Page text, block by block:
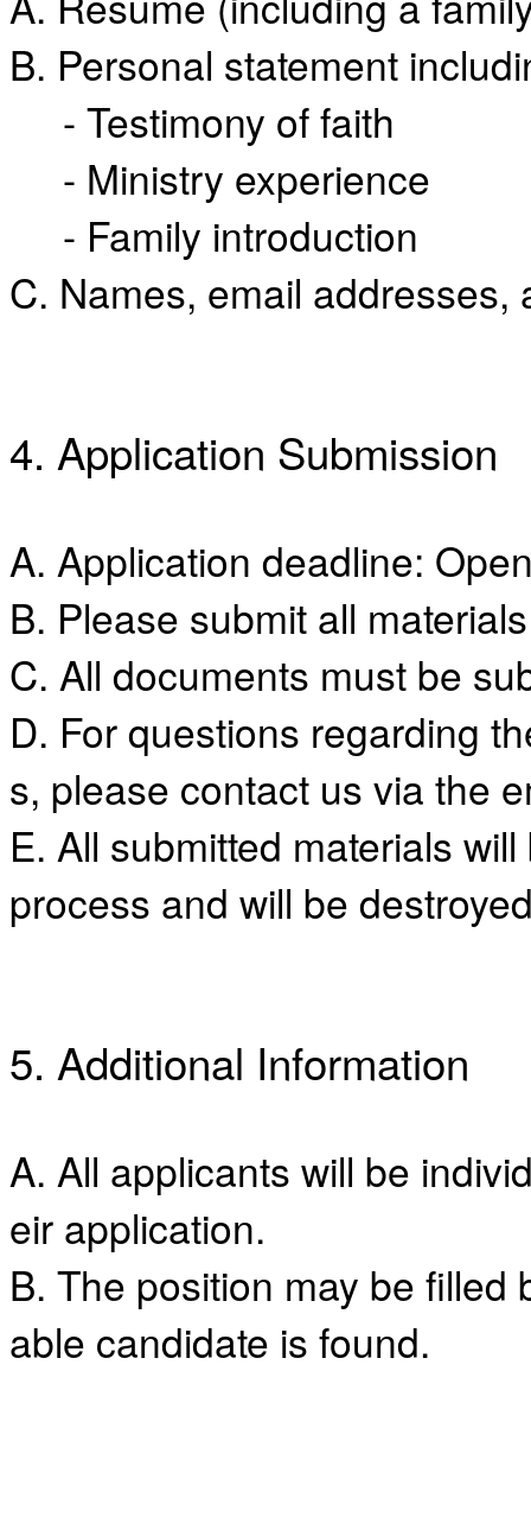
만
어
평
비
아
알
리
구
돔
클
럽
DOMCLUB
시
무
료
팅
머
판
끼
최
토
트
이
트
B. Personal statement
- Testimony of faith
- Ministry experience
- Family introduction
C. Names, email
4. Application Submission
A. Application deadline:
B. Please submit all
C. All documents must be
D. For questions regarding
s, please contact us via the
E. All submitted materials
process and will be
5. Additional Information
A. All applicants will be
eir application.
B. The position may be
able candidate is found.